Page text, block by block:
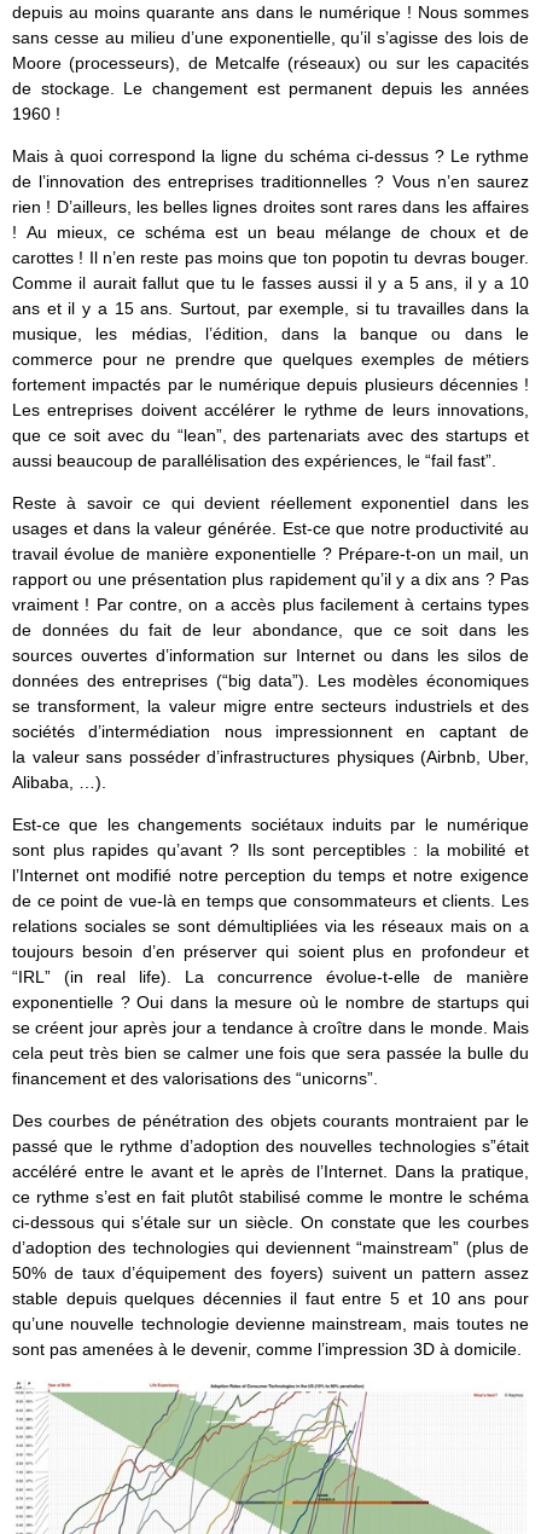
depuis au moins quarante ans dans le numérique ! Nous sommes
sans cesse au milieu d’une exponentielle, qu’il s’agisse des lois de
Moore (processeurs), de Metcalfe (réseaux) ou sur les capacités
de stockage. Le changement est permanent depuis les années
1960 !
Mais à quoi correspond la ligne du schéma ci-dessus ? Le rythme
de l’innovation des entreprises traditionnelles ? Vous n’en saurez
rien ! D’ailleurs, les belles lignes droites sont rares dans les affaires
! Au mieux, ce schéma est un beau mélange de choux et de
carottes ! Il n’en reste pas moins que ton popotin tu devras bouger.
Comme il aurait fallut que tu le fasses aussi il y a 5 ans, il y a 10
ans et il y a 15 ans. Surtout, par exemple, si tu travailles dans la
musique, les médias, l’édition, dans la banque ou dans le
commerce pour ne prendre que quelques exemples de métiers
fortement impactés par le numérique depuis plusieurs décennies !
Les entreprises doivent accélérer le rythme de leurs innovations,
que ce soit avec du “lean”, des partenariats avec des startups et
aussi beaucoup de parallélisation des expériences, le “fail fast”.
Reste à savoir ce qui devient réellement exponentiel dans les
usages et dans la valeur générée. Est-ce que notre productivité au
travail évolue de manière exponentielle ? Prépare-t-on un mail, un
rapport ou une présentation plus rapidement qu’il y a dix ans ? Pas
vraiment ! Par contre, on a accès plus facilement à certains types
de données du fait de leur abondance, que ce soit dans les
sources ouvertes d’information sur Internet ou dans les silos de
données des entreprises (“big data”). Les modèles économiques
se transforment, la valeur migre entre secteurs industriels et des
sociétés d’intermédiation nous impressionnent en captant de
la valeur sans posséder d’infrastructures physiques (Airbnb, Uber,
Alibaba, …).
Est-ce que les changements sociétaux induits par le numérique
sont plus rapides qu’avant ? Ils sont perceptibles : la mobilité et
l’Internet ont modifié notre perception du temps et notre exigence
de ce point de vue-là en temps que consommateurs et clients. Les
relations sociales se sont démultipliées via les réseaux mais on a
toujours besoin d’en préserver qui soient plus en profondeur et
“IRL” (in real life). La concurrence évolue-t-elle de manière
exponentielle ? Oui dans la mesure où le nombre de startups qui
se créent jour après jour a tendance à croître dans le monde. Mais
cela peut très bien se calmer une fois que sera passée la bulle du
financement et des valorisations des “unicorns”.
Des courbes de pénétration des objets courants montraient par le
passé que le rythme d’adoption des nouvelles technologies s”était
accéléré entre le avant et le après de l’Internet. Dans la pratique,
ce rythme s’est en fait plutôt stabilisé comme le montre le schéma
ci-dessous qui s’étale sur un siècle. On constate que les courbes
d’adoption des technologies qui deviennent “mainstream” (plus de
50% de taux d’équipement des foyers) suivent un pattern assez
stable depuis quelques décennies il faut entre 5 et 10 ans pour
qu’une nouvelle technologie devienne mainstream, mais toutes ne
sont pas amenées à le devenir, comme l’impression 3D à domicile.